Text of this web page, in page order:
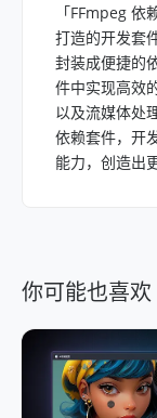
「FFmpeg
打造的开发套
封装成便捷的
件中实现高效
以及流媒体处
依赖套件，开
能力，创造出
你可能也喜欢